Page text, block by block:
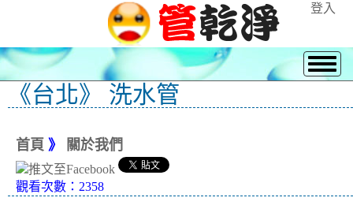
登入
《台北》 洗水管
首頁 》 關於我們
觀看次數：2358